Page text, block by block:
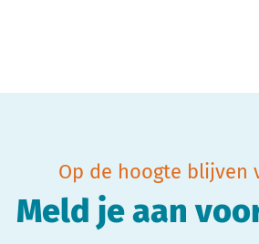
Op de hoogte blijven
Meld je aan